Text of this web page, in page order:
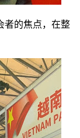
者的焦点，在整